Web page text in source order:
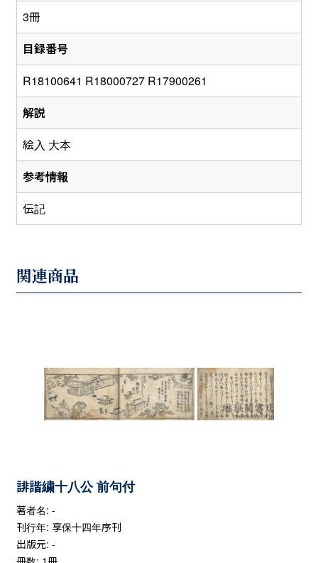
3冊
目録番号
R18100641 R18000727 R17900261
解説
絵入 大本
参考情報
伝記
関連商品
誹諧繍十八公 前句付
著者名: -
刊行年: 享保十四年序刊
出版元: -